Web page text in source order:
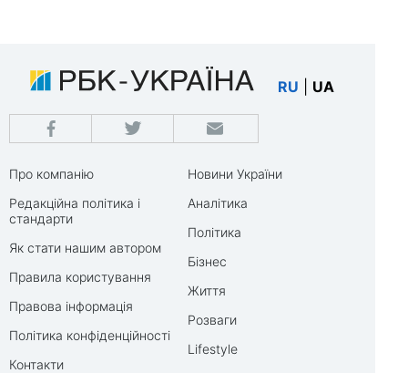
RU UA
Про компанію
Редакційна політика і
стандарти
Як стати нашим автором
Правила користування
Правова інформація
Політика конфіденційності
Контакти
Новини України
Аналітика
Політика
Бізнес
Життя
Розваги
Lifestyle